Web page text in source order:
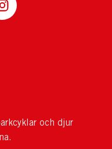
och djur